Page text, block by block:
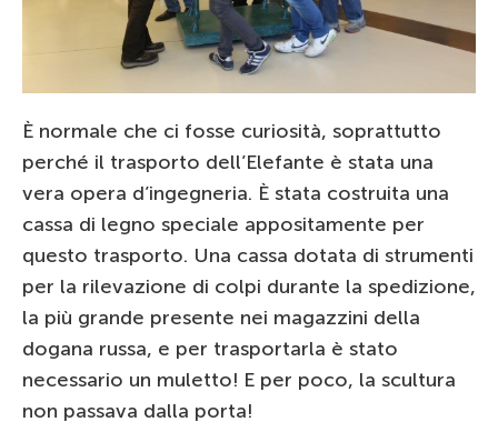
È normale che ci fosse curiosità, soprattutto
perché il trasporto dell’Elefante è stata una
vera opera d’ingegneria. È stata costruita una
cassa di legno speciale appositamente per
questo trasporto. Una cassa dotata di strumenti
per la rilevazione di colpi durante la spedizione,
la più grande presente nei magazzini della
dogana russa, e per trasportarla è stato
necessario un muletto! E per poco, la scultura
non passava dalla porta!